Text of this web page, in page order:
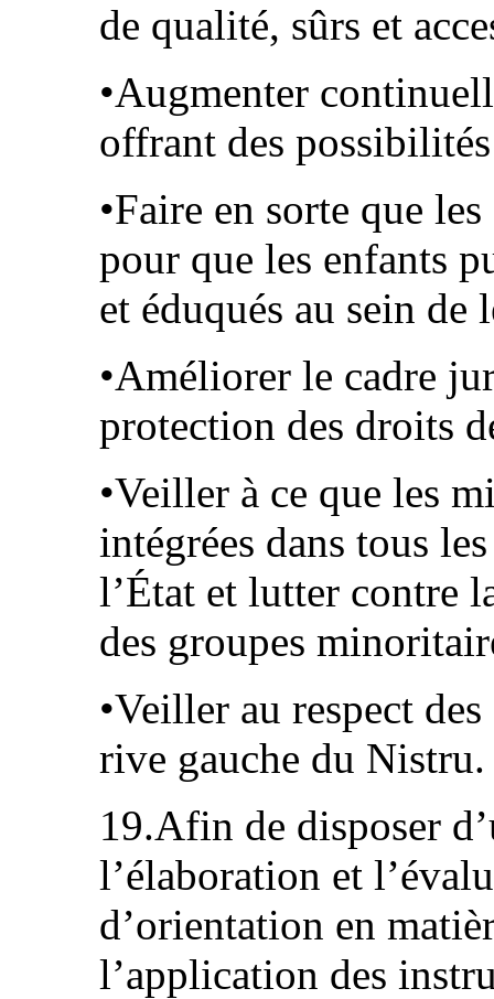
de qualité, sûrs et
•Augmenter
offrant des
•Faire en sorte que
pour que les enfants
et éduqués au sein
•Améliorer le cadre
protection des droits
•Veiller à ce que les
intégrées dans tous
l’État et lutter contre
des groupes
•Veiller au respect
rive gauche du Nistru.
19.Afin de disposer
l’élaboration et
d’orientation en
l’application des